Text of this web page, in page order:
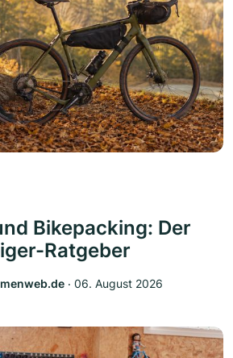
Bikepacking: Der
Ratgeber
‧ 06. August 2026